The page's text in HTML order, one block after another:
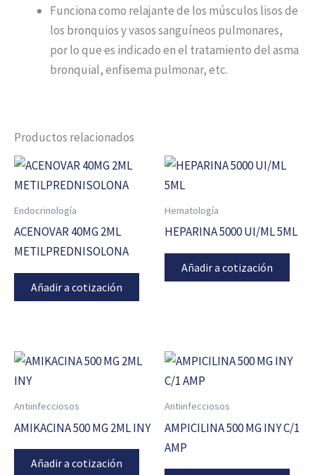
Funciona como relajante de los músculos lisos de
los bronquios y vasos sanguíneos pulmonares,
por lo que es indicado en el tratamiento del asma
bronquial, enfisema pulmonar, etc.
Productos relacionados
Endocrinología
ACENOVAR 40MG 2ML
METILPREDNISOLONA
Añadir a cotización
Hematología
HEPARINA 5000 UI/ML 5ML
Añadir a cotización
Antiinfecciosos
AMIKACINA 500 MG 2ML INY
Añadir a cotización
Antiinfecciosos
AMPICILINA 500 MG INY C/1
AMP